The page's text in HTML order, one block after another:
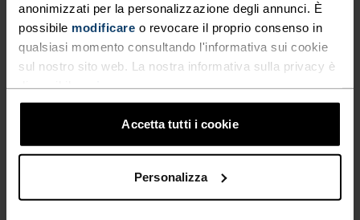
anonimizzati per la personalizzazione degli annunci. È
possibile modificare o revocare il proprio consenso in
qualsiasi momento consultando l'informativa sui cookie
sul nostro sito web. La nostra informativa sulla privacy è
Accetta tutti i cookie
Personalizza
% %
Tubolare Poly Knit Warm
Reflective
Fascia Competition Fan
Warm
Unisex
Berretto da sci di fondo
Skimarathon
Unisex
Scaldacollo da sci di fondo
Odlo x Engadin
Skimarathon